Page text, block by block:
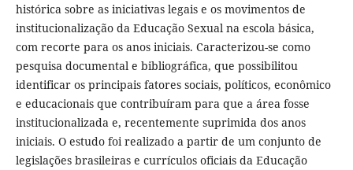
histórica sobre as iniciativas legais e os movimentos de
institucionalização da Educação Sexual na escola básica,
com recorte para os anos iniciais. Caracterizou-se como
pesquisa documental e bibliográfica, que possibilitou
identificar os principais fatores sociais, políticos, econômico
e educacionais que contribuíram para que a área fosse
institucionalizada e, recentemente suprimida dos anos
iniciais. O estudo foi realizado a partir de um conjunto de
legislações brasileiras e currículos oficiais da Educação